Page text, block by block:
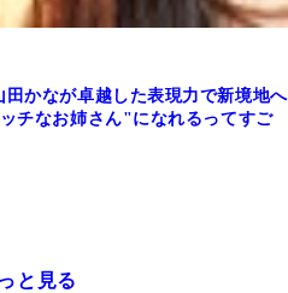
かなが卓越した表現力で新境地へ
チなお姉さん"になれるってすご
と見る